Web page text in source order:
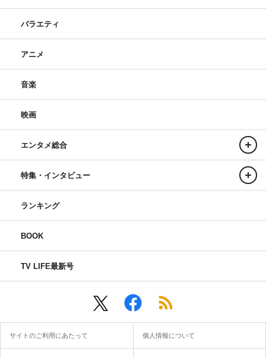
バラエティ
アニメ
音楽
映画
エンタメ総合
特集・インタビュー
ランキング
BOOK
TV LIFE最新号
サイトのご利用にあたって 個人情報について